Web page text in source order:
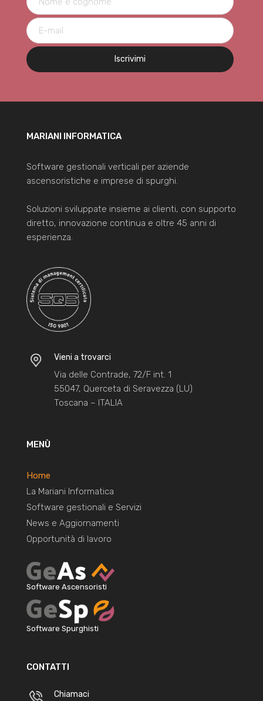
Iscrivimi
MARIANI INFORMATICA
Software gestionali verticali per aziende
ascensoristiche e imprese di spurghi.
Soluzioni sviluppate insieme ai clienti, con supporto
diretto, innovazione continua e oltre 45 anni di
esperienza.
Vieni a trovarci
Via delle Contrade, 72/F int. 1
55047, Querceta di Seravezza (LU)
Toscana – ITALIA
MENÙ
Home
La Mariani Informatica
Software gestionali e Servizi
News e Aggiornamenti
Opportunità di lavoro
Software Ascensoristi
Software Spurghisti
CONTATTI
Chiamaci